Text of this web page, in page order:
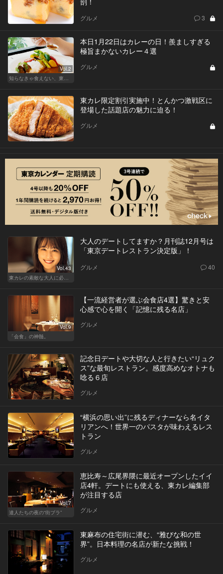
グルメ 3
Vol.2
本日1月22日はカレーの日！羨ましすぎる
極旨まかないカレー４選
グルメ
東カレ限定割引実施中！とんかつ激戦区に
登場した話題店の魅力に迫る！
グルメ
Vol.43
東カレの素敵な大人に必要なこと
大人のデートしてますか？月刊誌12月号は
「東京デートレストラン決定版」！
グルメ 40
Vol.9
「会食」の神髄。
【一流経営者が選ぶ会食店4選】驚きと安
心感で心を開く「記憶に残る名店」
グルメ
記念日デートや大切な人と行きたい“リュク
ス”な最旬レストラン。感度高めなオトナも
唸る６店
グルメ
“横浜の思い出”に残るディナーなら名イタ
リアンへ！世界一のパスタが味わえるレス
トラン
グルメ
Vol.7
達人たちの夜の“街ブラ”
恵比寿～広尾界隈に最近オープンしたイイ
店4軒。デートにも使える、東カレ編集部
が注目する店
グルメ
東麻布の住宅街に潜む、“雅びな和の世
界”。日本料理の名店が新たな挑戦！
グルメ